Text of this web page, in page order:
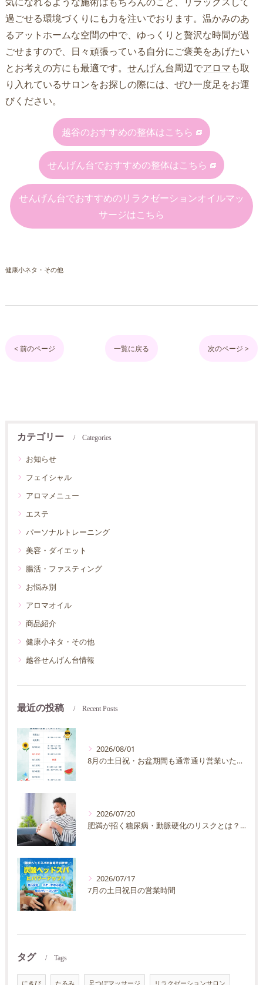
過ごせる環境づくりにも力を注いでおります。温かみのあ
るアットホームな空間の中で、ゆっくりと贅沢な時間が過
ごせますので、日々頑張っている自分にご褒美をあげたい
とお考えの方にも最適です。 せんげん台周辺でアロマも取
り入れているサロンをお探しの際には、ぜひ一度足をお運
びください。
越谷のおすすめの整体はこちら
せんげん台でおすすめの整体はこちら
せんげん台でおすすめのリラクゼーションオイルマッ
サージはこちら
健康小ネタ・その他
< 前のページ 一覧に戻る 次のページ >
カテゴリー Categories
お知らせ
フェイシャル
アロマメニュー
エステ
パーソナルトレーニング
美容・ダイエット
腸活・ファスティング
お悩み別
アロマオイル
商品紹介
健康小ネタ・その他
越谷せんげん台情報
最近の投稿 Recent Posts
2026/08/01
8月の土日祝・お盆期間も通常通り営業いたします
2026/07/20
肥満が招く糖尿病・動脈硬化のリスクとは？30代40代男性が今すぐ始めたい予防法を徹底解説
2026/07/17
7月の土日祝日の営業時間
タグ Tags
にきび たるみ 足つぼマッサージ リラクゼーションサロン